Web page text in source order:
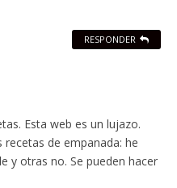
Esta web es un lujazo.
de empanada: he
y otras no. Se pueden hacer
RESPONDER